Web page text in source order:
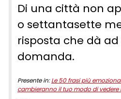
Di una città non
o settantasette
risposta che dà
domanda.
Presente in:Le 50 frasi più
cambieranno il tuo modo di vedere